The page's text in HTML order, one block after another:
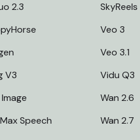
2.3
V3
Speech
SkyReels
Veo 3
Veo 3.1
Vidu Q3
Wan 2.6
Wan 2.7